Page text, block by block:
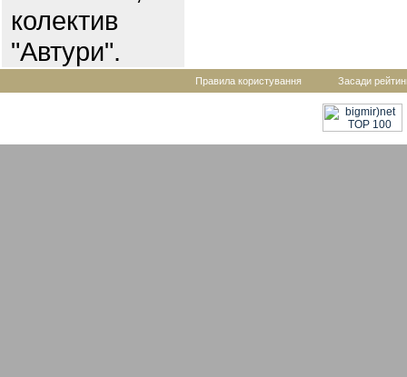
колектив
"Автури".
Правила користування Засади